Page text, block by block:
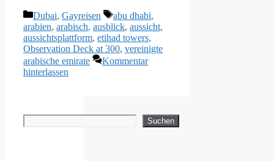
Kategorien
Dubai, Gayreisen Schlagwörter
abu dhabi,
arabien, arabisch, ausblick, aussicht,
aussichtsplattform, etihad towers,
Observation Deck at 300, vereinigte
arabische emirate
Kommentar
hinterlassen
Suchen Suchen